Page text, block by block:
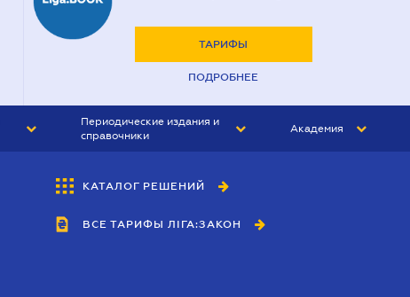
ТАРИФЫ
ПОДРОБНЕЕ
Периодические издания и
справочники
БУХГАЛТЕР&ЗАКОН
ВЕСТНИК МСФО
Академия
КАТАЛОГ РЕШЕНИЙ
ВСЕ ТАРИФЫ ЛІГА:ЗАКОН